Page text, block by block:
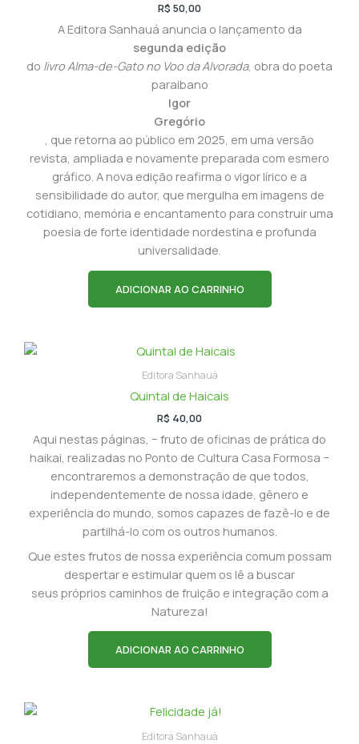
R$ 50,00
A Editora Sanhauá anuncia o lançamento da
segunda edição
do livro Alma-de-Gato no Voo da Alvorada, obra do poeta
paraibano
Igor
Gregório
, que retorna ao público em 2025, em uma versão
revista, ampliada e novamente preparada com esmero
gráfico. A nova edição reafirma o vigor lírico e a
sensibilidade do autor, que mergulha em imagens de
cotidiano, memória e encantamento para construir uma
poesia de forte identidade nordestina e profunda
universalidade.
ADICIONAR AO CARRINHO
Editora Sanhauá
Quintal de Haicais
R$ 40,00
Aqui nestas páginas, − fruto de oficinas de prática do
haikai, realizadas no Ponto de Cultura Casa Formosa −
encontraremos a demonstração de que todos,
independentemente de nossa idade, gênero e
experiência do mundo, somos capazes de fazê-lo e de
partilhá-lo com os outros humanos.
Que estes frutos de nossa experiência comum possam
despertar e estimular quem os lê a buscar
seus próprios caminhos de fruição e integração com a
Natureza!
ADICIONAR AO CARRINHO
Editora Sanhauá